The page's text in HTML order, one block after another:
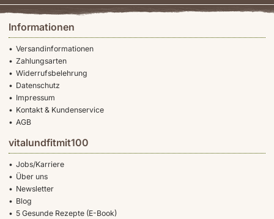
Informationen
Versandinformationen
Zahlungsarten
Widerrufsbelehrung
Datenschutz
Impressum
Kontakt & Kundenservice
AGB
vitalundfitmit100
Jobs/Karriere
Über uns
Newsletter
Blog
5 Gesunde Rezepte (E-Book)